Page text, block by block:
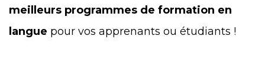
meilleurs programmes de formation en
langue pour vos apprenants ou étudiants !